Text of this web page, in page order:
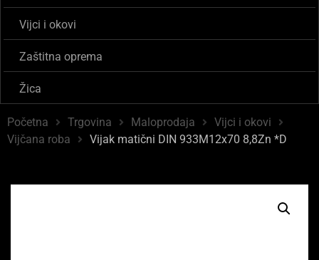
Vijci i okovi
Zaštitna oprema
Žica
Početna Trgovina Maloprodaja
Vijci i okovi
Vijčana roba
Vijak matični DIN 933M12x70 8,8Zn *D